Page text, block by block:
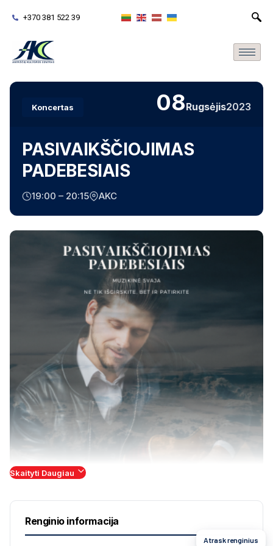
+370 381 522 39
Koncertas 08Rugsėjis2023
PASIVAIKŠČIOJIMAS
PADEBESIAIS
19:00 – 20:15 AKC
Skaityti Daugiau
Renginio informacija
Atrask renginius